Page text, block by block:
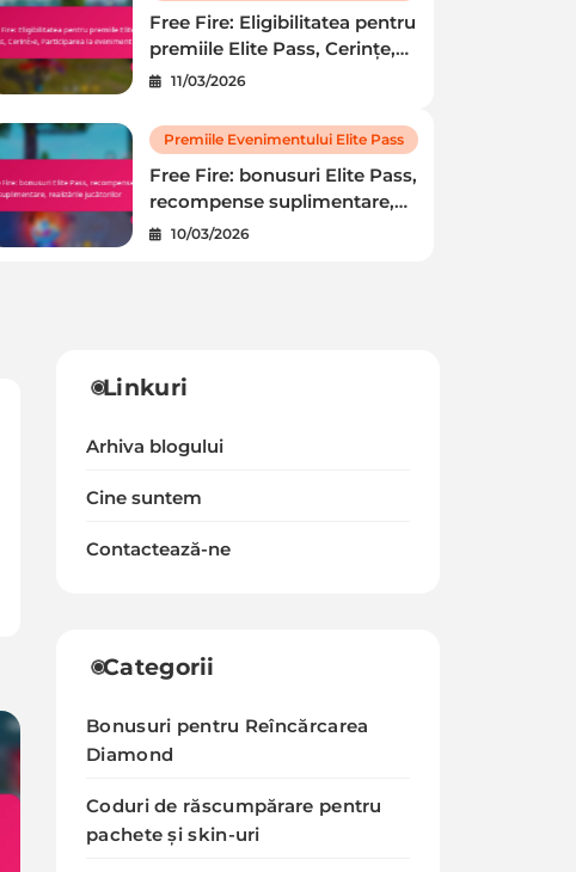
Free Fire: Eligibilitatea pentru
premiile Elite Pass, Cerințe,
Participarea la eveniment
Pentru a se califica pentru premiile Elite Pass din Free
Fire, jucătorii trebuie să îndeplinească…
Jaxon Reed
Free Fire: Eligibilitatea pentru
premiile Elite Pass, Cerințe,
Participarea la eveniment
11/03/2026
Premiile Evenimentului Elite Pass
Free Fire: bonusuri Elite Pass,
recompense suplimentare,
realizările jucătorilor
10/03/2026
Linkuri
Arhiva blogului
Cine suntem
Contactează-ne
Categorii
Bonusuri pentru Reîncărcarea
Diamond
Coduri de răscumpărare pentru
pachete și skin-uri